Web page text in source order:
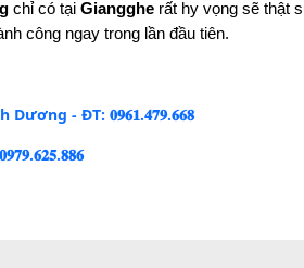
chỉ có tại Giangghe rất hy vọng sẽ thật
công ngay trong lần đầu tiên.
- ĐT: 𝟎𝟗𝟔𝟏.𝟒𝟕𝟗.𝟔𝟔𝟖